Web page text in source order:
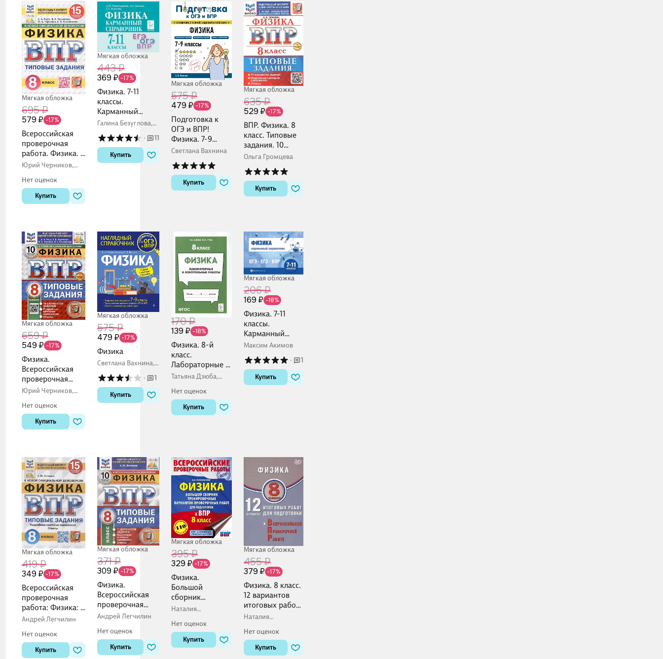
Мягкая обложка
695 ₽
579 ₽ -17%
Всероссийская
проверочная
работа. Физика. 8
класс. Типовые
вариантов
заданий. ФГОС
Новый
Юрий Черников,
Алексей Якута
Нет оценок
Купить
Мягкая обложка
443 ₽
369 ₽ -17%
Физика. 7-11
классы.
Карманный
справочник
Галина Безуглова,
Лев Монастырский
·
11
Купить
Мягкая обложка
575 ₽
479 ₽ -17%
Подготовка к
ОГЭ и ВПР!
Физика. 7-9
классы.
теорией,
заданиями и
ответами
Светлана Вахнина
Купить
Мягкая обложка
635 ₽
529 ₽ -17%
ВПР. Физика. 8
класс. Типовые
задания. 10
вариантов
Подробные
критерии
оценивания.
Ольга Громцева
Купить
Мягкая обложка
659 ₽
549 ₽ -17%
Физика.
Всероссийская
проверочная
работа. 8 класс.
10 вариантов
Юрий Черников,
Алексей Якута
Нет оценок
Купить
Мягкая обложка
575 ₽
479 ₽ -17%
Физика
Светлана Вахнина,
Козлова
·
1
Купить
170 ₽
139 ₽ -18%
Физика. 8-й
класс.
Лабораторные и
контрольные
методическое
пособие
Татьяна Дзюба,
Нет оценок
Купить
Мягкая обложка
206 ₽
169 ₽ -18%
Физика. 7-11
классы.
Карманный
справочник
Максим Акимов
·
1
Купить
Мягкая обложка
419 ₽
349 ₽ -17%
Всероссийская
проверочная
работа: Физика: 8
класс: 15
Типовые задания
Андрей Легчилин
Нет оценок
Купить
Мягкая обложка
371 ₽
309 ₽ -17%
Физика.
Всероссийская
проверочная
работа. 8 класс.
задания. 10
вариантов
заданий.
Андрей Легчилин
Нет оценок
Купить
Мягкая обложка
395 ₽
329 ₽ -17%
Физика.
Большой
сборник
тренировочных
проверочных
работ для
подготовки к
Наталия
Нет оценок
Купить
Мягкая обложка
455 ₽
379 ₽ -17%
Физика. 8 класс.
12 вариантов
итоговых работ
для подготовки
проверочной
работе
Наталия
Ратбиль
Нет оценок
Купить